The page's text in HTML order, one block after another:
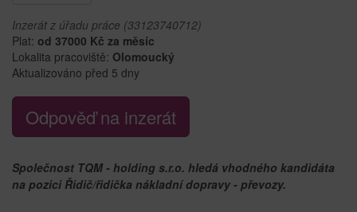
Inzerát z úřadu práce (33123740712)
Plat: od 37000 Kč za měsíc
Lokalita pracoviště: Olomoucký
Aktualizováno před 5 dny
Odpověď na inzerát
Společnost TQM - holding s.r.o. hledá vhodného kandidáta
na pozici Řidič/řidička nákladní dopravy - převozy.